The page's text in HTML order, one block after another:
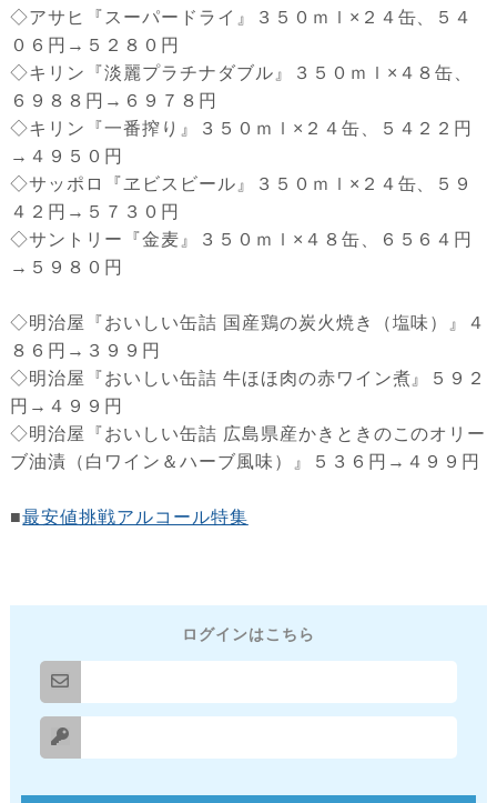
◇アサヒ『スーパードライ』３５０ｍｌ×２４缶、５４
０６円→５２８０円
◇キリン『淡麗プラチナダブル』３５０ｍｌ×４８缶、
６９８８円→６９７８円
◇キリン『一番搾り』３５０ｍｌ×２４缶、５４２２円
→４９５０円
◇サッポロ『ヱビスビール』３５０ｍｌ×２４缶、５９
４２円→５７３０円
◇サントリー『金麦』３５０ｍｌ×４８缶、６５６４円
→５９８０円
◇明治屋『おいしい缶詰 国産鶏の炭火焼き（塩味）』４
８６円→３９９円
◇明治屋『おいしい缶詰 牛ほほ肉の赤ワイン煮』５９２
円→４９９円
◇明治屋『おいしい缶詰 広島県産かきときのこのオリー
ブ油漬（白ワイン＆ハーブ風味）』５３６円→４９９円
■最安値挑戦アルコール特集
ログインはこちら